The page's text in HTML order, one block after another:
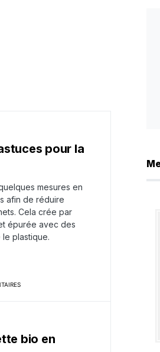
pour la
mesures en
afin de réduire
Cela crée par
épurée avec des
le plastique.
bio en